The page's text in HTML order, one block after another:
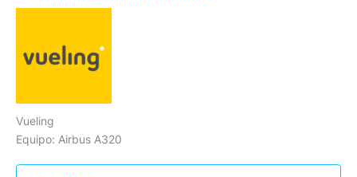
Vueling
Equipo: Airbus A320